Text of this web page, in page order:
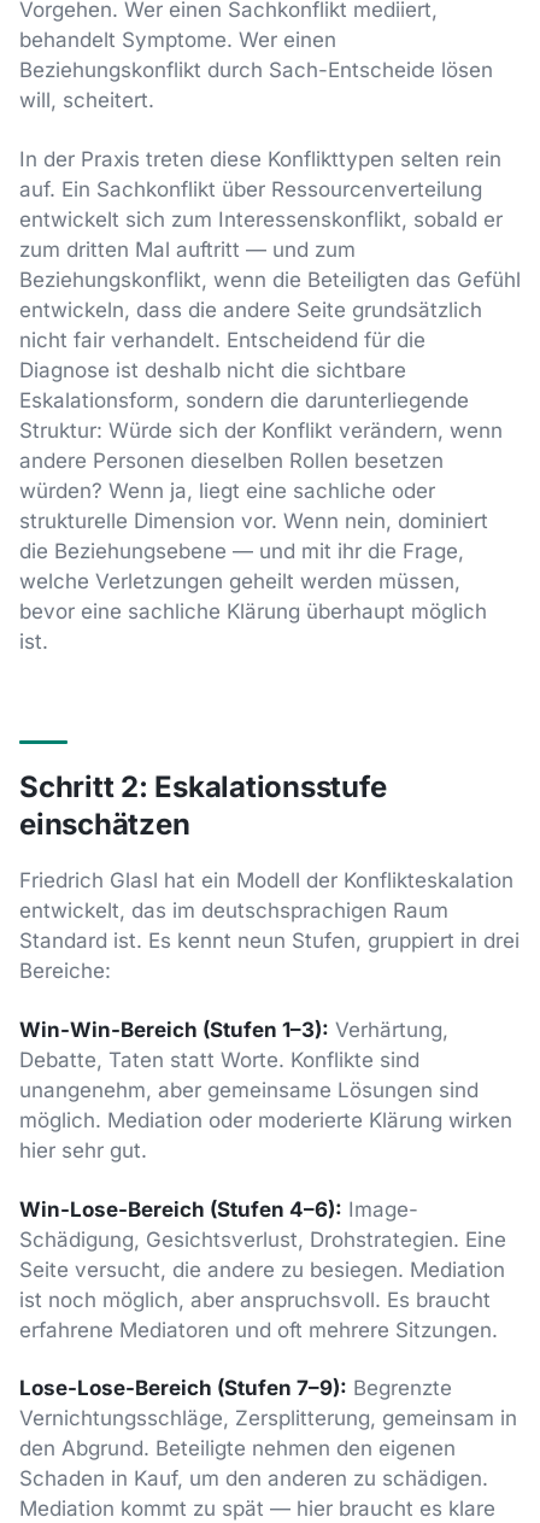
Vorgehen. Wer einen Sachkonflikt mediiert,
behandelt Symptome. Wer einen
Beziehungskonflikt durch Sach-Entscheide lösen
will, scheitert.
In der Praxis treten diese Konflikttypen selten rein
auf. Ein Sachkonflikt über Ressourcenverteilung
entwickelt sich zum Interessenskonflikt, sobald er
zum dritten Mal auftritt — und zum
Beziehungskonflikt, wenn die Beteiligten das Gefühl
entwickeln, dass die andere Seite grundsätzlich
nicht fair verhandelt. Entscheidend für die
Diagnose ist deshalb nicht die sichtbare
Eskalationsform, sondern die darunterliegende
Struktur: Würde sich der Konflikt verändern, wenn
andere Personen dieselben Rollen besetzen
würden? Wenn ja, liegt eine sachliche oder
strukturelle Dimension vor. Wenn nein, dominiert
die Beziehungsebene — und mit ihr die Frage,
welche Verletzungen geheilt werden müssen,
bevor eine sachliche Klärung überhaupt möglich
ist.
Schritt 2: Eskalationsstufe
einschätzen
Friedrich Glasl hat ein Modell der Konflikteskalation
entwickelt, das im deutschsprachigen Raum
Standard ist. Es kennt neun Stufen, gruppiert in drei
Bereiche:
Win-Win-Bereich (Stufen 1–3): Verhärtung,
Debatte, Taten statt Worte. Konflikte sind
unangenehm, aber gemeinsame Lösungen sind
möglich. Mediation oder moderierte Klärung wirken
hier sehr gut.
Win-Lose-Bereich (Stufen 4–6): Image-
Schädigung, Gesichtsverlust, Drohstrategien. Eine
Seite versucht, die andere zu besiegen. Mediation
ist noch möglich, aber anspruchsvoll. Es braucht
erfahrene Mediatoren und oft mehrere Sitzungen.
Lose-Lose-Bereich (Stufen 7–9): Begrenzte
Vernichtungsschläge, Zersplitterung, gemeinsam in
den Abgrund. Beteiligte nehmen den eigenen
Schaden in Kauf, um den anderen zu schädigen.
Mediation kommt zu spät — hier braucht es klare